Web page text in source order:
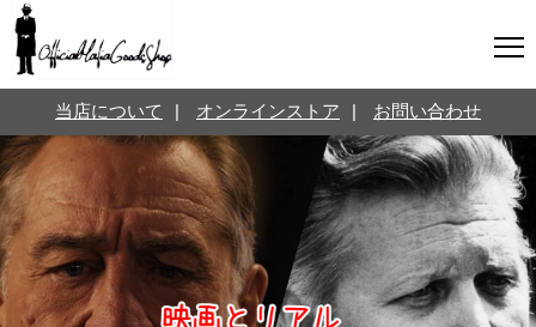
Twitterはこちら @jpmeyerlanskytm
カテゴリ
お知らせ マフィアの小話
当店について オンラインストア お問い合わせ
オンラインストア
お問い合わせ
言葉のお医者さん